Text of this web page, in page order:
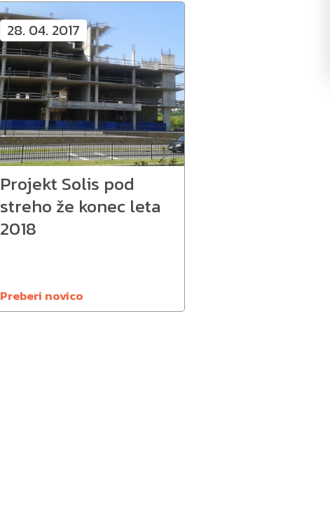
28. 04. 2017
Projekt Solis pod
streho že konec leta
2018
Preberi novico